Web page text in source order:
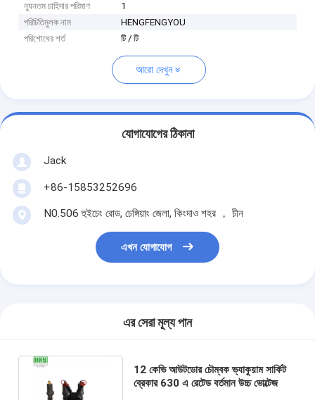
ন্যূনতম চাহিদার পরিমাণ
1
পরিচিতিমুলক নাম
HENGFENGYOU
পরিশোধের শর্ত
টি / টি
আরো দেখুন
যোগাযোগের ঠিকানা
Jack
+86-15853252696
N0.506 হুইচেং রোড, চেঙ্গিয়াং জেলা, কিংদাও শহর ， চীন
এখন যোগাযোগ
এর সেরা মূল্য পান
12 কেভি আউটডোর চৌম্বক ভ্যাকুয়াম সার্কিট
ব্রেকার 630 এ রেটেড বর্তমান উচ্চ ভোল্টেজ